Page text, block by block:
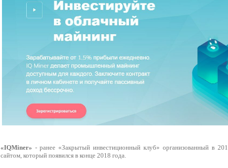
«IQMiner» - ранее «Закрытый инвестиционный клуб» организованный в
сайтом, который появился в конце 2018 года.